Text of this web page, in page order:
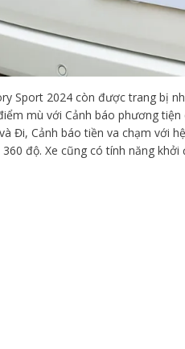
Sport 2024 còn được trang bị
mù với Cảnh báo phương
Đi, Cảnh báo tiền va chạm với
độ. Xe cũng có tính năng